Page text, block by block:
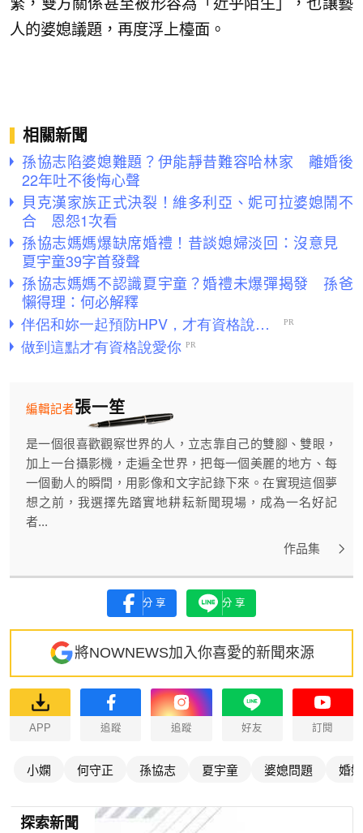
繁，雙方關係甚至被形容為「近乎陌生」，也讓藝
人的婆媳議題，再度浮上檯面。
相關新聞
孫協志陷婆媳難題？伊能靜昔難容哈林家 離婚後
22年吐不後悔心聲
貝克漢家族正式決裂！維多利亞、妮可拉婆媳鬧不
合 恩怨1次看
孫協志媽媽爆缺席婚禮！昔談媳婦淡回：沒意見
夏宇童39字首發聲
孫協志媽媽不認識夏宇童？婚禮未爆彈揭發 孫爸
懶得理：何必解釋
張一笙
編輯記者
是一個很喜歡觀察世界的人，立志靠自己的雙腳、雙眼，
加上一台攝影機，走遍全世界，把每一個美麗的地方、每
一個動人的瞬間，用影像和文字記錄下來。在實現這個夢
想之前，我選擇先踏實地耕耘新聞現場，成為一名好記
者...
作品集
分享 分享
將NOWNEWS加入你喜愛的新聞來源
APP 追蹤 追蹤 好友 訂閱
小嫻 何守正 孫協志 夏宇童 婆媳問題 婚
探索新聞